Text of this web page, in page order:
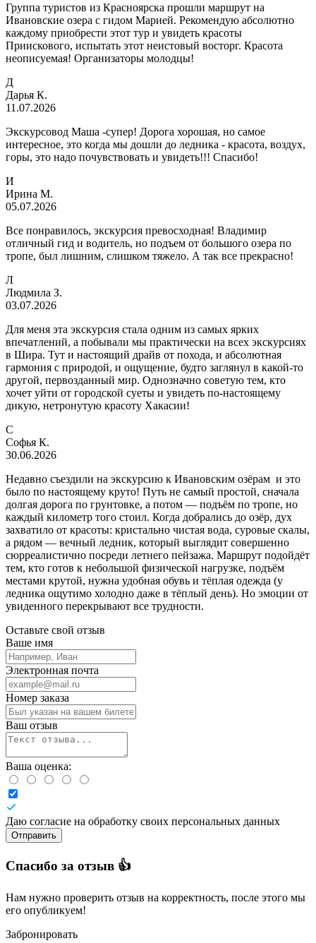
Группа туристов из Красноярска прошли маршрут на
Ивановские озера с гидом Марией. Рекомендую абсолютно
каждому приобрести этот тур и увидеть красоты
Приискового, испытать этот неистовый восторг. Красота
неописуемая! Организаторы молодцы!
Д
Дарья К.
11.07.2026
Экскурсовод Маша -супер! Дорога хорошая, но самое
интересное, это когда мы дошли до ледника - красота, воздух,
горы, это надо почувствовать и увидеть!!! Спасибо!
И
Ирина М.
05.07.2026
Все понравилось, экскурсия превосходная! Владимир
отличный гид и водитель, но подъем от большого озера по
тропе, был лишним, слишком тяжело. А так все прекрасно!
Л
Людмила З.
03.07.2026
Для меня эта экскурсия стала одним из самых ярких
впечатлений, а побывали мы практически на всех экскурсиях
в Шира. Тут и настоящий драйв от похода, и абсолютная
гармония с природой, и ощущение, будто заглянул в какой-то
другой, первозданный мир. Однозначно советую тем, кто
хочет уйти от городской суеты и увидеть по-настоящему
дикую, нетронутую красоту Хакасии!
С
Софья К.
30.06.2026
Недавно съездили на экскурсию к Ивановским озёрам и это
было по настоящему круто! Путь не самый простой, сначала
долгая дорога по грунтовке, а потом — подъём по тропе, но
каждый километр того стоил. Когда добрались до озёр, дух
захватило от красоты: кристально чистая вода, суровые скалы,
а рядом — вечный ледник, который выглядит совершенно
сюрреалистично посреди летнего пейзажа. Маршрут подойдёт
тем, кто готов к небольшой физической нагрузке, подъём
местами крутой, нужна удобная обувь и тёплая одежда (у
ледника ощутимо холодно даже в тёплый день). Но эмоции от
увиденного перекрывают все трудности.
Оставьте свой отзыв
Ваше имя
Электронная почта
Номер заказа
Ваш отзыв
Ваша оценка:
Даю согласие на обработку своих персональных данных
Отправить
Спасибо за отзыв 👍
Нам нужно проверить отзыв на корректность, после этого мы
его опубликуем!
Забронировать